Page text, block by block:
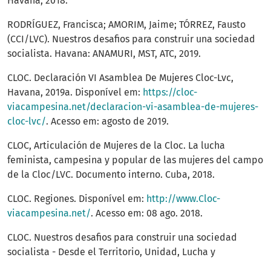
RODRÍGUEZ, Francisca; AMORIM, Jaime; TÓRREZ, Fausto
(CCI/LVC). Nuestros desafios para construir una sociedad
socialista. Havana: ANAMURI, MST, ATC, 2019.
CLOC. Declaración VI Asamblea De Mujeres Cloc-Lvc,
Havana, 2019a. Disponível em: https://cloc-
viacampesina.net/declaracion-vi-asamblea-de-mujeres-
cloc-lvc/. Acesso em: agosto de 2019.
CLOC, Articulación de Mujeres de la Cloc. La lucha
feminista, campesina y popular de las mujeres del campo
de la Cloc/LVC. Documento interno. Cuba, 2018.
CLOC. Regiones. Disponível em: http://www.Cloc-
viacampesina.net/. Acesso em: 08 ago. 2018.
CLOC. Nuestros desafios para construir una sociedad
socialista - Desde el Territorio, Unidad, Lucha y